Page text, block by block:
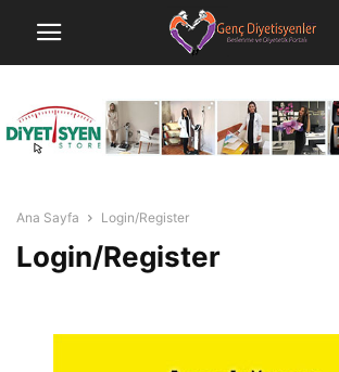
Ana Sayfa Login/Register
Login/Register